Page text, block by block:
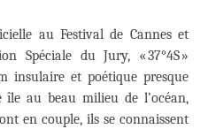
au Festival de Cannes et
Spéciale du Jury, « 37°4S »
insulaire et poétique presque
au beau milieu de l’océan,
en couple, ils se connaissent